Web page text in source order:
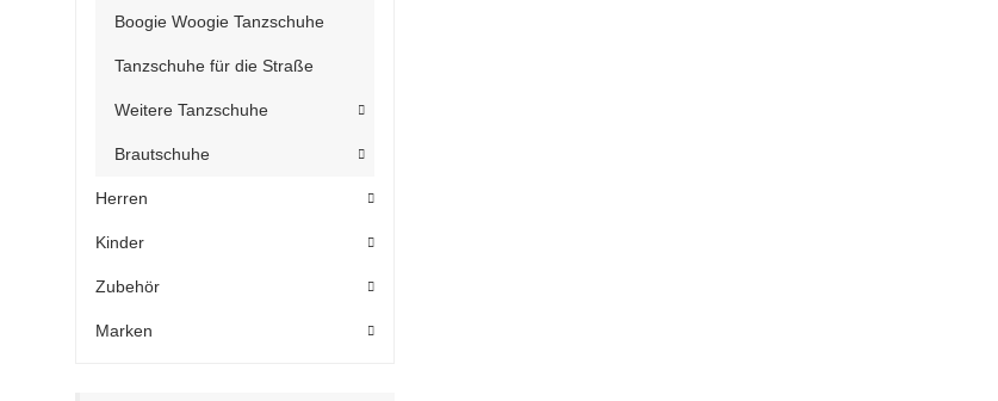
Boogie Woogie Tanzschuhe
Tanzschuhe für die Straße
Weitere Tanzschuhe
Brautschuhe
Herren
Kinder
Zubehör
Marken